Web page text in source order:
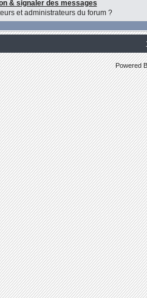
& signaler des messages
et administrateurs du forum ?
Powered